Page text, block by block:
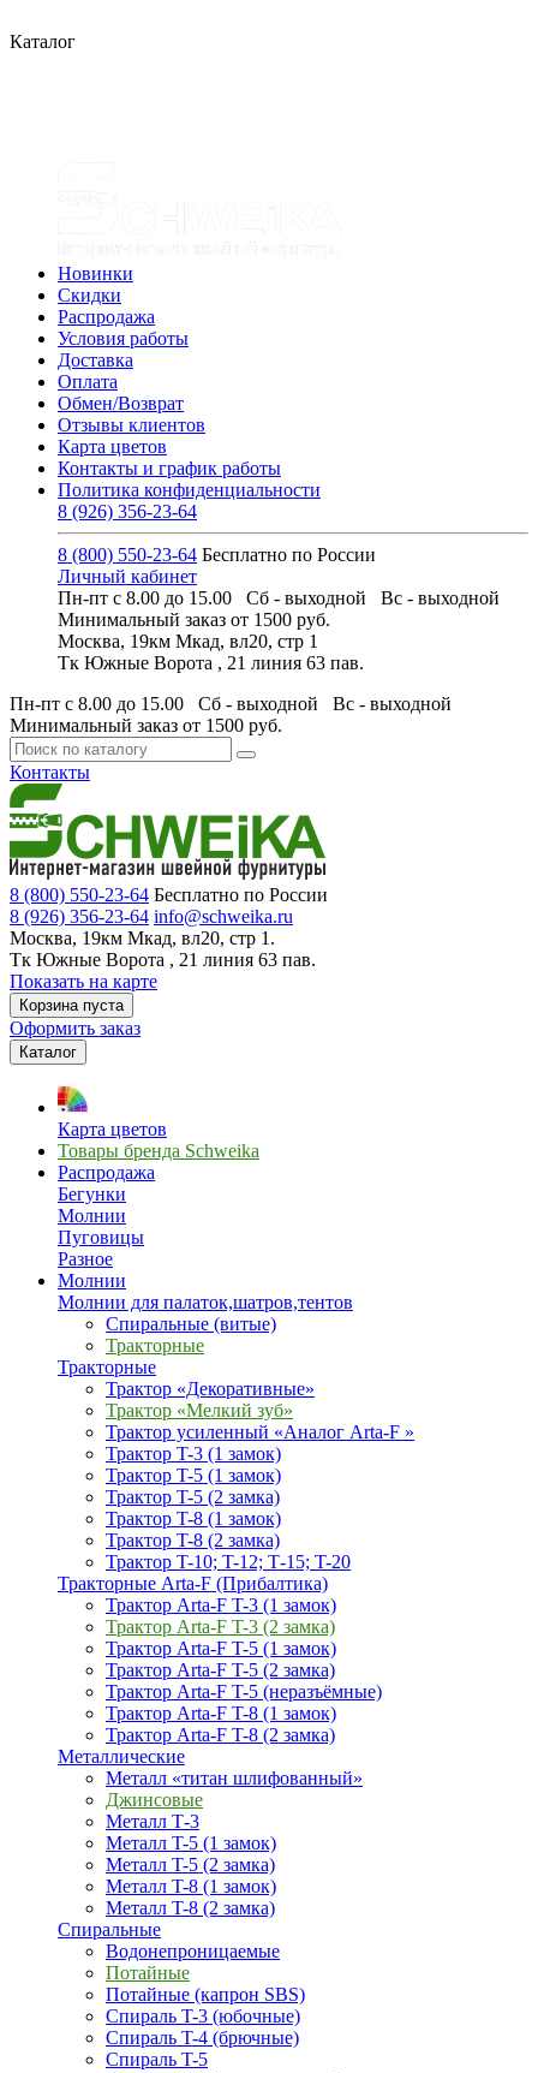
Каталог
Новинки
Скидки
Распродажа
Условия работы
Доставка
Оплата
Обмен/Возврат
Отзывы клиентов
Карта цветов
Контакты и график работы
Политика конфиденциальности
8 (926) 356-23-64
8 (800) 550-23-64 Бесплатно по России
Личный кабинет
Пн-пт с 8.00 до 15.00 Сб - выходной Вс - выходной
Минимальный заказ от 1500 руб.
Москва, 19км Мкад, вл20, стр 1
Тк Южные Ворота , 21 линия 63 пав.
Пн-пт с 8.00 до 15.00 Сб - выходной Вс - выходной
Минимальный заказ от 1500 руб.
Контакты
8 (800) 550-23-64 Бесплатно по России
8 (926) 356-23-64 info@schweika.ru
Москва, 19км Мкад, вл20, стр 1.
Тк Южные Ворота , 21 линия 63 пав.
Показать на карте
Корзина пуста
Оформить заказ
Каталог
Карта цветов
Товары бренда Schweika
Распродажа
Бегунки
Молнии
Пуговицы
Разное
Молнии
Молнии для палаток,шатров,тентов
Спиральные (витые)
Тракторные
Тракторные
Трактор «Декоративные»
Трактор «Мелкий зуб»
Трактор усиленный «Аналог Arta-F »
Трактор T-3 (1 замок)
Трактор T-5 (1 замок)
Трактор T-5 (2 замка)
Трактор T-8 (1 замок)
Трактор T-8 (2 замка)
Трактор T-10; T-12; Т-15; T-20
Тракторные Arta-F (Прибалтика)
Трактор Arta-F T-3 (1 замок)
Трактор Arta-F T-3 (2 замка)
Трактор Arta-F T-5 (1 замок)
Трактор Arta-F T-5 (2 замка)
Трактор Arta-F T-5 (неразъёмные)
Трактор Arta-F T-8 (1 замок)
Трактор Arta-F T-8 (2 замка)
Металлические
Металл «титан шлифованный»
Джинсовые
Металл Т-3
Металл T-5 (1 замок)
Металл T-5 (2 замка)
Металл T-8 (1 замок)
Металл T-8 (2 замка)
Спиральные
Водонепроницаемые
Потайные
Потайные (капрон SBS)
Спираль T-3 (юбочные)
Спираль T-4 (брючные)
Спираль T-5